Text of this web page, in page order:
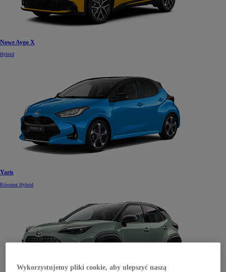
Nowe Aygo X
Hybrid
Yaris
Również Hybrid
Wykorzystujemy pliki cookie, aby ulepszyć naszą